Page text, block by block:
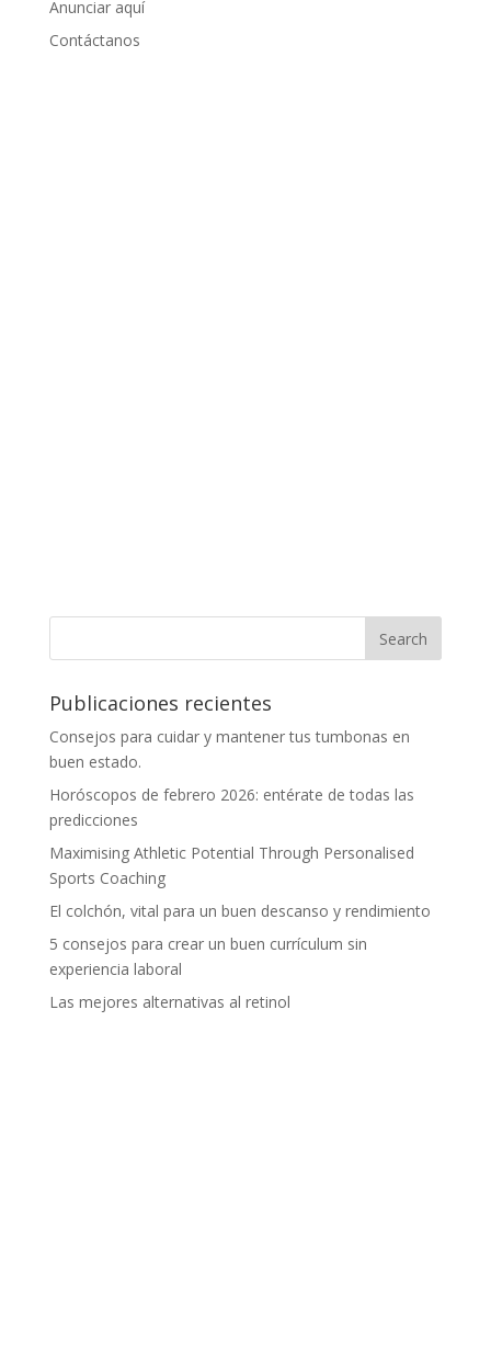
Anunciar aquí
Contáctanos
Publicaciones recientes
Consejos para cuidar y mantener tus tumbonas en
buen estado.
Horóscopos de febrero 2026: entérate de todas las
predicciones
Maximising Athletic Potential Through Personalised
Sports Coaching
El colchón, vital para un buen descanso y rendimiento
5 consejos para crear un buen currículum sin
experiencia laboral
Las mejores alternativas al retinol